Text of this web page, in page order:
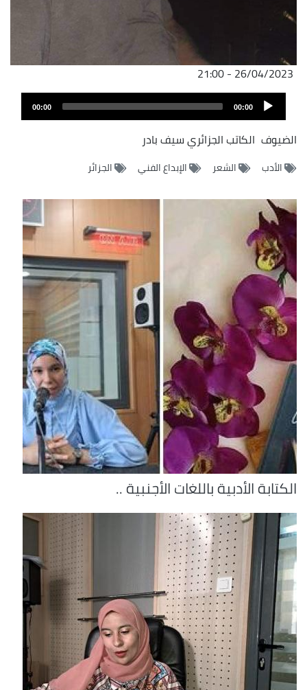
26/04/2023 - 21:00
Audio
Player
00:00
00:00
الضيوف الكاتب الجزائري سيف بادر
الأدب الشعر الإبداع الفني الجزائر
الكتابة الأدبية باللغات الأجنبية ..